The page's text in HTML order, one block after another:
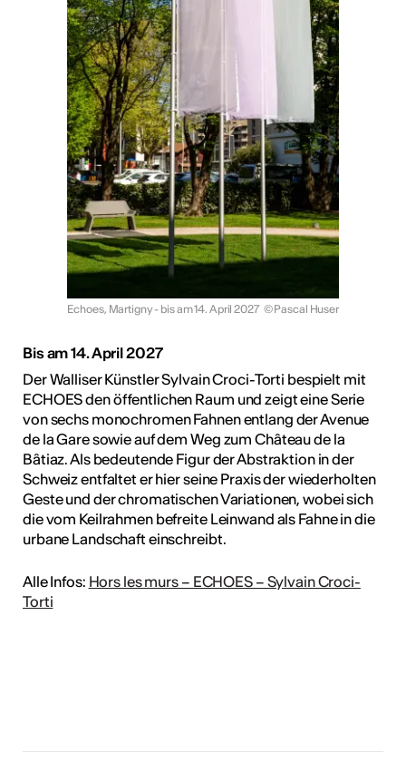
Echoes, Martigny - bis am 14. April 2027 © Pascal Huser
Bis am 14. April 2027
Der Walliser Künstler Sylvain Croci-Torti bespielt mit
ECHOES den öffentlichen Raum und zeigt eine Serie
von sechs monochromen Fahnen entlang der Avenue
de la Gare sowie auf dem Weg zum Château de la
Bâtiaz. Als bedeutende Figur der Abstraktion in der
Schweiz entfaltet er hier seine Praxis der wiederholten
Geste und der chromatischen Variationen, wobei sich
die vom Keilrahmen befreite Leinwand als Fahne in die
urbane Landschaft einschreibt.
Alle Infos: Hors les murs – ECHOES – Sylvain Croci-
Torti